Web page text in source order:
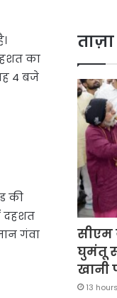
का
4 बजे
की
दहशत
गंवा
सीएम
घुमंतू
खानी
13